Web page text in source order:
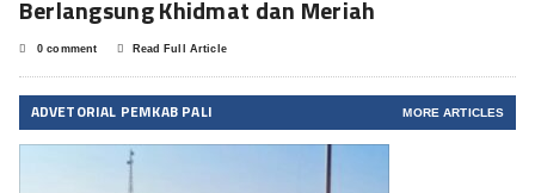
Berlangsung Khidmat dan Meriah
0 comment Read Full Article
ADVETORIAL PEMKAB PALI MORE ARTICLES